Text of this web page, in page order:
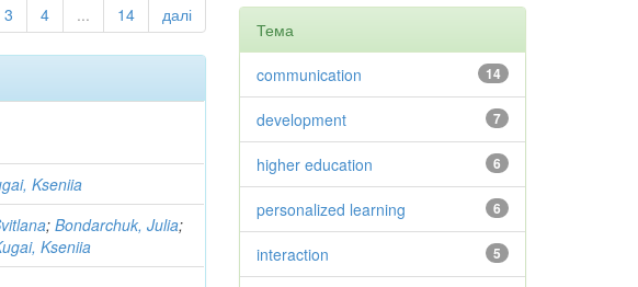
3 4 ... 14 далі
Kseniia
;Bondarchuk, Julia;
Kseniia
Тема
14
communication
7
development
6
higher education
6
personalized learning
5
interaction